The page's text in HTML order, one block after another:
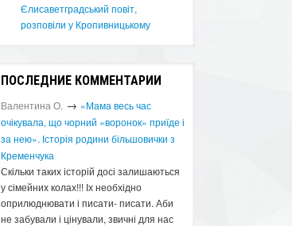
Єлисаветградський повіт,
розповіли у Кропивницькому
ПОСЛЕДНИЕ КОММЕНТАРИИ
Валентина О. → «Мама весь час
очікувала, що чорний «воронок» приїде і
за нею». Історія родини більшовички з
Кременчука
Скільки таких історій досі залишаються
у сімейних колах!!! Іх необхідно
оприлюднювати і писати- писати. Аби
не забували і цінували, звичні для нас